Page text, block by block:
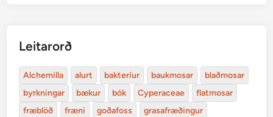
Leitarorð
Alchemilla alurt bakteríur baukmosar
blaðmosar
byrkningar
bækur bók Cyperaceae
flatmosar
fræblöð
fræni goðafoss
grasafræðingur